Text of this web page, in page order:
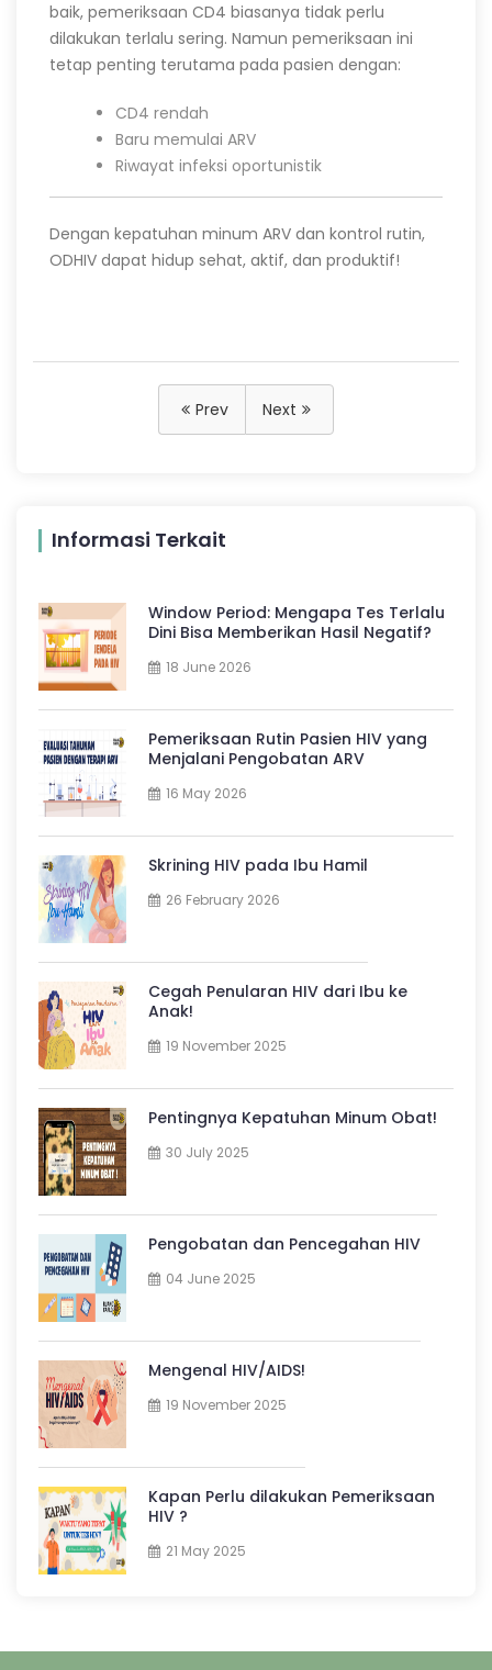
baik, pemeriksaan CD4 biasanya tidak perlu
dilakukan terlalu sering. Namun pemeriksaan ini
tetap penting terutama pada pasien dengan:
CD4 rendah
Baru memulai ARV
Riwayat infeksi oportunistik
Dengan kepatuhan minum ARV dan kontrol rutin,
ODHIV dapat hidup sehat, aktif, dan produktif!
Prev Next
Informasi Terkait
Window Period: Mengapa Tes Terlalu
Dini Bisa Memberikan Hasil Negatif?
18 June 2026
Pemeriksaan Rutin Pasien HIV yang
Menjalani Pengobatan ARV
16 May 2026
Skrining HIV pada Ibu Hamil
26 February 2026
Cegah Penularan HIV dari Ibu ke
Anak!
19 November 2025
Pentingnya Kepatuhan Minum Obat!
30 July 2025
Pengobatan dan Pencegahan HIV
04 June 2025
Mengenal HIV/AIDS!
19 November 2025
Kapan Perlu dilakukan Pemeriksaan
HIV ?
21 May 2025